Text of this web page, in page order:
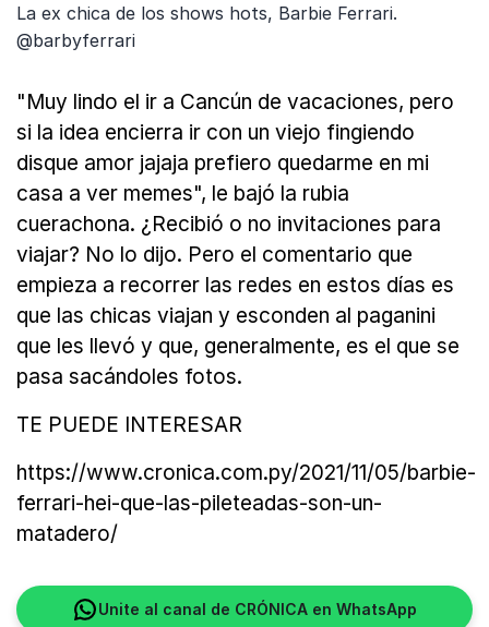
La ex chica de los shows hots, Barbie Ferrari.
@barbyferrari
"Muy lindo el ir a Cancún de vacaciones, pero
si la idea encierra ir con un viejo fingiendo
disque amor jajaja prefiero quedarme en mi
casa a ver memes", le bajó la rubia
cuerachona. ¿Recibió o no invitaciones para
viajar? No lo dijo. Pero el comentario que
empieza a recorrer las redes en estos días es
que las chicas viajan y esconden al paganini
que les llevó y que, generalmente, es el que se
pasa sacándoles fotos.
TE PUEDE INTERESAR
https://www.cronica.com.py/2021/11/05/barbie-
ferrari-hei-que-las-pileteadas-son-un-
matadero/
Unite al canal de CRÓNICA en WhatsApp